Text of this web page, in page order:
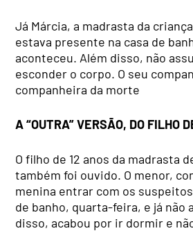
Já Márcia, a madrasta da
estava presente na casa de
aconteceu. Além disso, não
esconder o corpo. O seu
companheira da morte
A “OUTRA” VERSÃO, DO FILHO
O filho de 12 anos da madrasta
também foi ouvido. O menor,
menina entrar com os
de banho, quarta-feira, e já não
disso, acabou por ir dormir e